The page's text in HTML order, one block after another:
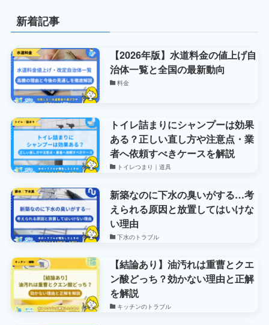
新着記事
【2026年版】水道料金の値上げ自
治体一覧と全国の最新動向
料金
トイレ詰まりにシャンプーは効果
ある？正しい直し方や注意点・業
者へ依頼すべきケースを解説
トイレつまり｜道具
新築なのに下水の臭いがする…考
えられる原因と放置してはいけな
い理由
下水のトラブル
【結論あり】油汚れは重曹とクエ
ン酸どっち？効かない理由と正解
を解説
キッチンのトラブル